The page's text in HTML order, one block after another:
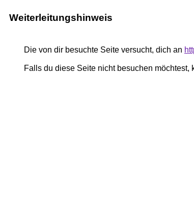
Weiterleitungshinweis
Die von dir besuchte Seite versucht, dich an
Falls du diese Seite nicht besuchen möchtest,